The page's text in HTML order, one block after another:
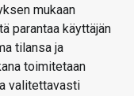
mukaan
parantaa käyttäjän
tilansa ja
toimitetaan
valitettavasti